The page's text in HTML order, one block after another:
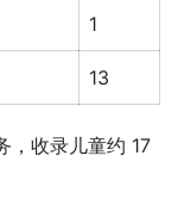
1
13
，收录儿童约 17